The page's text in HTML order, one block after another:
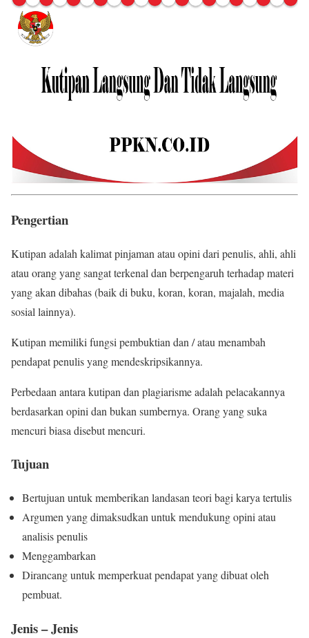
Pengertian
Kutipan adalah kalimat pinjaman atau opini dari penulis, ahli, ahli
atau orang yang sangat terkenal dan berpengaruh terhadap materi
yang akan dibahas (baik di buku, koran, koran, majalah, media
sosial lainnya).
Kutipan memiliki fungsi pembuktian dan / atau menambah
pendapat penulis yang mendeskripsikannya.
Perbedaan antara kutipan dan plagiarisme adalah pelacakannya
berdasarkan opini dan bukan sumbernya. Orang yang suka
mencuri biasa disebut mencuri.
Tujuan
Bertujuan untuk memberikan landasan teori bagi karya tertulis
Argumen yang dimaksudkan untuk mendukung opini atau
analisis penulis
Menggambarkan
Dirancang untuk memperkuat pendapat yang dibuat oleh
pembuat.
Jenis – Jenis